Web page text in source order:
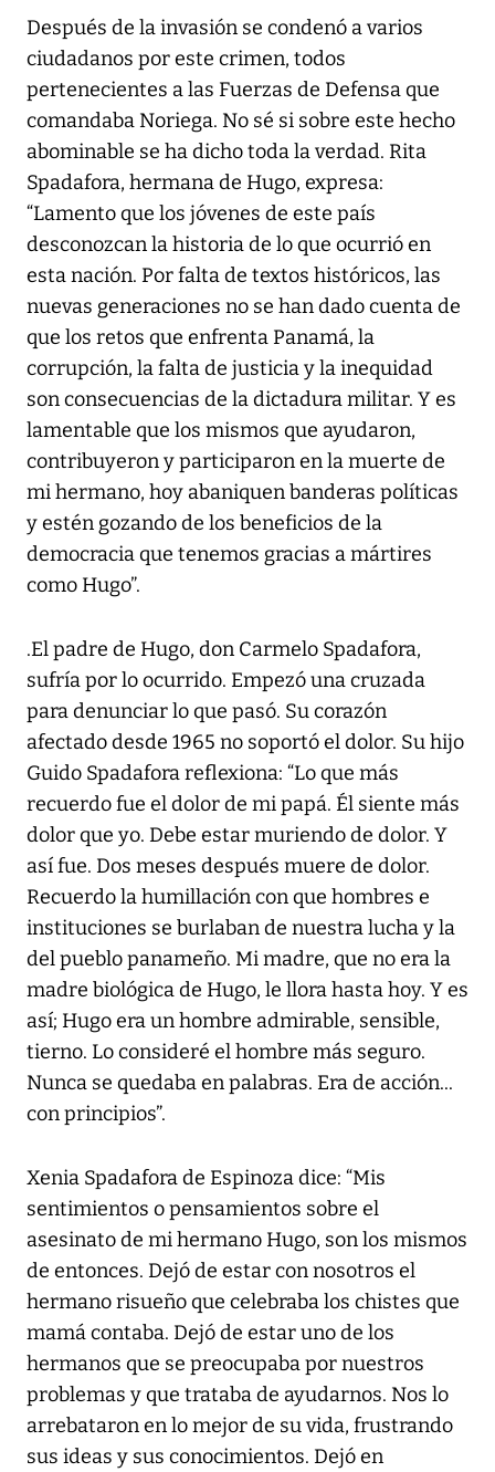
Después de la invasión se condenó a varios
ciudadanos por este crimen, todos
pertenecientes a las Fuerzas de Defensa que
comandaba Noriega. No sé si sobre este hecho
abominable se ha dicho toda la verdad. Rita
Spadafora, hermana de Hugo, expresa:
“Lamento que los jóvenes de este país
desconozcan la historia de lo que ocurrió en
esta nación. Por falta de textos históricos, las
nuevas generaciones no se han dado cuenta de
que los retos que enfrenta Panamá, la
corrupción, la falta de justicia y la inequidad
son consecuencias de la dictadura militar. Y es
lamentable que los mismos que ayudaron,
contribuyeron y participaron en la muerte de
mi hermano, hoy abaniquen banderas políticas
y estén gozando de los beneficios de la
democracia que tenemos gracias a mártires
como Hugo”.
.El padre de Hugo, don Carmelo Spadafora,
sufría por lo ocurrido. Empezó una cruzada
para denunciar lo que pasó. Su corazón
afectado desde 1965 no soportó el dolor. Su hijo
Guido Spadafora reflexiona: “Lo que más
recuerdo fue el dolor de mi papá. Él siente más
dolor que yo. Debe estar muriendo de dolor. Y
así fue. Dos meses después muere de dolor.
Recuerdo la humillación con que hombres e
instituciones se burlaban de nuestra lucha y la
del pueblo panameño. Mi madre, que no era la
madre biológica de Hugo, le llora hasta hoy. Y es
así; Hugo era un hombre admirable, sensible,
tierno. Lo consideré el hombre más seguro.
Nunca se quedaba en palabras. Era de acción...
con principios”.
Xenia Spadafora de Espinoza dice: “Mis
sentimientos o pensamientos sobre el
asesinato de mi hermano Hugo, son los mismos
de entonces. Dejó de estar con nosotros el
hermano risueño que celebraba los chistes que
mamá contaba. Dejó de estar uno de los
hermanos que se preocupaba por nuestros
problemas y que trataba de ayudarnos. Nos lo
arrebataron en lo mejor de su vida, frustrando
sus ideas y sus conocimientos. Dejó en